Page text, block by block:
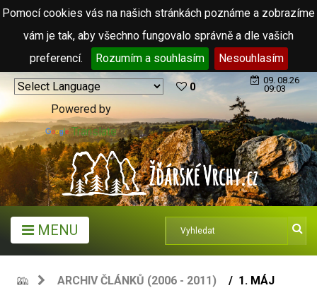
Pomocí cookies vás na našich stránkách poznáme a zobrazíme
vám je tak, aby všechno fungovalo správně a dle vašich
preferencí.
Rozumím a souhlasím Nesouhlasím
Powered by
Translate
0
09. 08.26
09:03
MENU
ARCHIV ČLÁNKŮ (2006 - 2011) 1. MÁJ